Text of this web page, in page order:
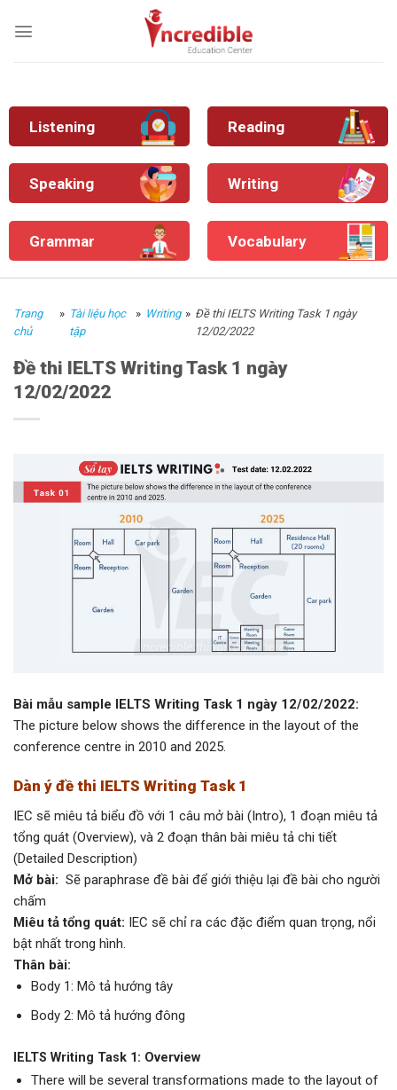
Listening Reading
Speaking Writing
Grammar Vocabulary
Trang
chủ
» Tài liệu học
tập
» Writing » Đề thi IELTS Writing Task 1 ngày
12/02/2022
Đề thi IELTS Writing Task 1 ngày
12/02/2022
Bài mẫu sample IELTS Writing Task 1 ngày 12/02/2022:
The picture below shows the difference in the layout of the
conference centre in 2010 and 2025.
Dàn ý đề thi IELTS Writing Task 1
IEC sẽ miêu tả biểu đồ với 1 câu mở bài (Intro), 1 đoạn miêu tả
tổng quát (Overview), và 2 đoạn thân bài miêu tả chi tiết
(Detailed Description)
Mở bài: Sẽ paraphrase đề bài để giới thiệu lại đề bài cho người
chấm
Miêu tả tổng quát: IEC sẽ chỉ ra các đặc điểm quan trọng, nổi
bật nhất trong hình.
Thân bài:
Body 1: Mô tả hướng tây
Body 2: Mô tả hướng đông
IELTS Writing Task 1: Overview
There will be several transformations made to the layout of